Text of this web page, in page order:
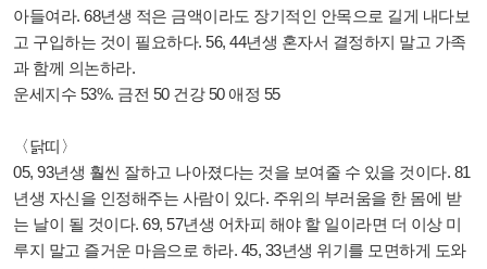
아들여라. 68년생 적은 금액이라도 장기적인 안목으로 길게 내다보
고 구입하는 것이 필요하다. 56, 44년생 혼자서 결정하지 말고 가족
과 함께 의논하라.
운세지수 53%. 금전 50 건강 50 애정 55
〈닭띠〉
05, 93년생 훨씬 잘하고 나아졌다는 것을 보여줄 수 있을 것이다. 81
년생 자신을 인정해주는 사람이 있다. 주위의 부러움을 한 몸에 받
는 날이 될 것이다. 69, 57년생 어차피 해야 할 일이라면 더 이상 미
루지 말고 즐거운 마음으로 하라. 45, 33년생 위기를 모면하게 도와